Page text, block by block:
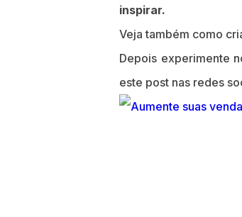
inspirar.
Veja também como
Depois experimente
este post nas redes